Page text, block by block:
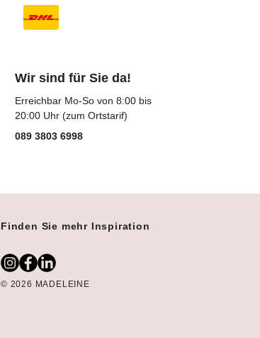
Wir sind für Sie da!
Erreichbar Mo-So von 8:00 bis
20:00 Uhr (zum Ortstarif)
089 3803 6998
Finden Sie mehr Inspiration
© 2026 MADELEINE